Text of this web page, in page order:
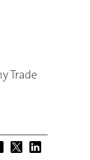
Trade